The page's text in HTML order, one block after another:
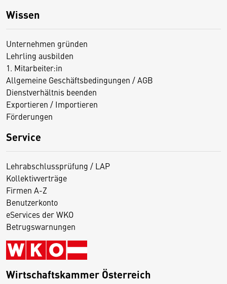
Wissen
Unternehmen gründen
Lehrling ausbilden
1. Mitarbeiter:in
Allgemeine Geschäftsbedingungen / AGB
Dienstverhältnis beenden
Exportieren / Importieren
Förderungen
Service
Lehrabschlussprüfung / LAP
Kollektivverträge
Firmen A-Z
Benutzerkonto
eServices der WKO
Betrugswarnungen
Wirtschaftskammer Österreich